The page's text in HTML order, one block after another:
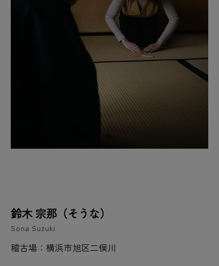
鈴木 宗那（そうな）
Sona Suzuki
稽古場：横浜市旭区二俣川